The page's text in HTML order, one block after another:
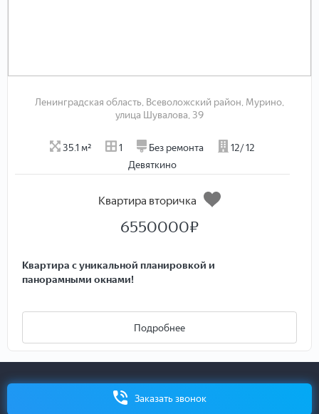
Ленинградская область, Всеволожский район, Мурино,
улица Шувалова, 39
35.1 м² 1 Без ремонта
12/ 12
Девяткино
Квартира вторичка
6550000₽
Квартира с уникальной планировкой и
панорамными окнами!
переведут на менеджера объекта!
Представляем вашему вниманию уютную и светлую
однокомнатную квартиру в монолитном доме!
Подробнее
Заказать звонок